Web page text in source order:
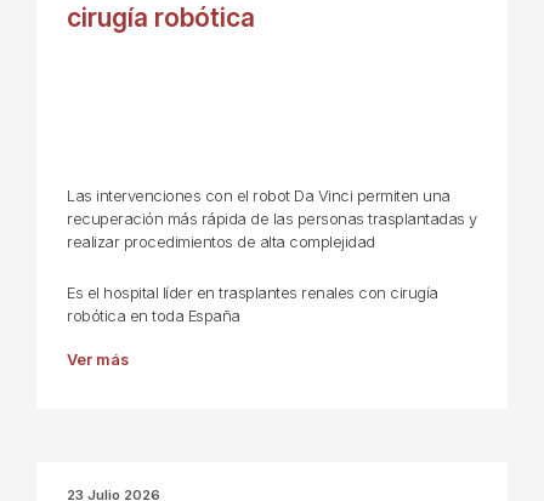
cirugía robótica
Las intervenciones con el robot Da Vinci permiten una
recuperación más rápida de las personas trasplantadas y
realizar procedimientos de alta complejidad
Es el hospital líder en trasplantes renales con cirugía
robótica en toda España
Ver más
23 Julio 2026